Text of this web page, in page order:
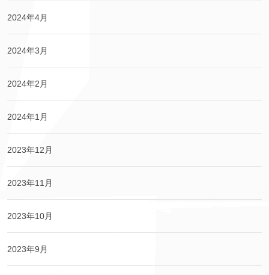
2024年4月
2024年3月
2024年2月
2024年1月
2023年12月
2023年11月
2023年10月
2023年9月